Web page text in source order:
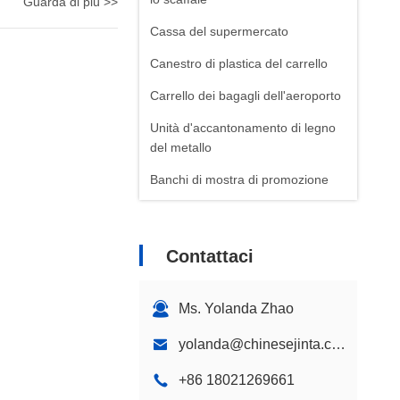
Cassa del supermercato
Canestro di plastica del carrello
Carrello dei bagagli dell'aeroporto
Unità d'accantonamento di legno
del metallo
Banchi di mostra di promozione
Contattaci
Ms. Yolanda Zhao
yolanda@chinesejinta.com
+86 18021269661